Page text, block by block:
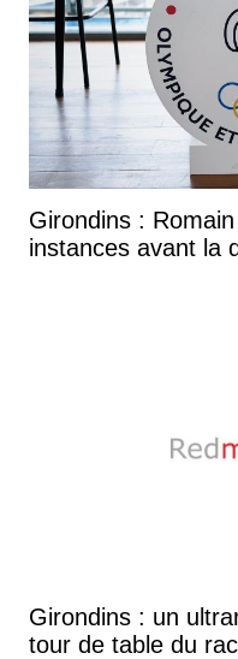
Girondins :
instances avant la
Girondins : un
tour de table du